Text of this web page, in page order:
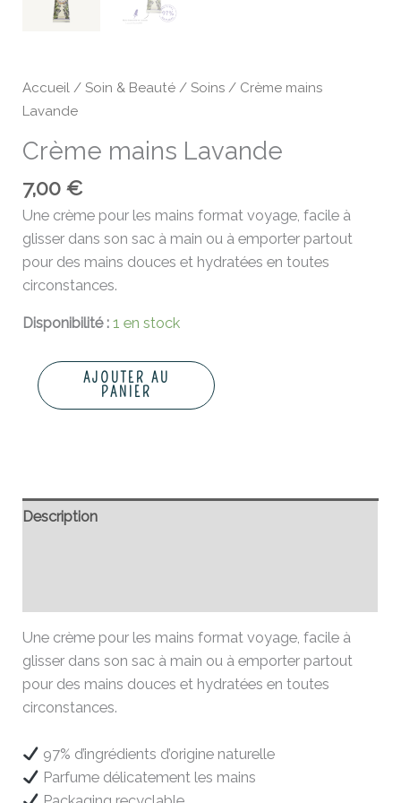
Accueil /Soin & Beauté /Soins / Crème mains
Lavande
Crème mains Lavande
7,00€
Une crème pour les mains format voyage, facile à
glisser dans son sac à main ou à emporter partout
pour des mains douces et hydratées en toutes
circonstances.
Disponibilité : 1 en stock
AJOUTER AU
PANIER
Description
Une crème pour les mains format voyage, facile à
glisser dans son sac à main ou à emporter partout
pour des mains douces et hydratées en toutes
circonstances.
97% d’ingrédients d’origine naturelle
Parfume délicatement les mains